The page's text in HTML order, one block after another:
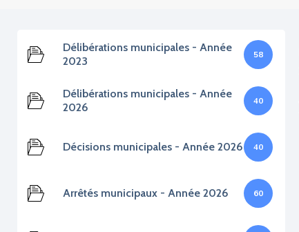
Délibérations municipales - Année
2023
58
Délibérations municipales - Année
2026
40
Décisions municipales - Année 2026 40
Arrêtés municipaux - Année 2026 60